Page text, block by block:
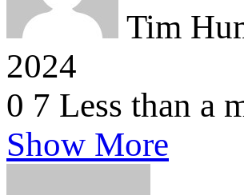
Tim
2024
0 7 Less than a
Show More